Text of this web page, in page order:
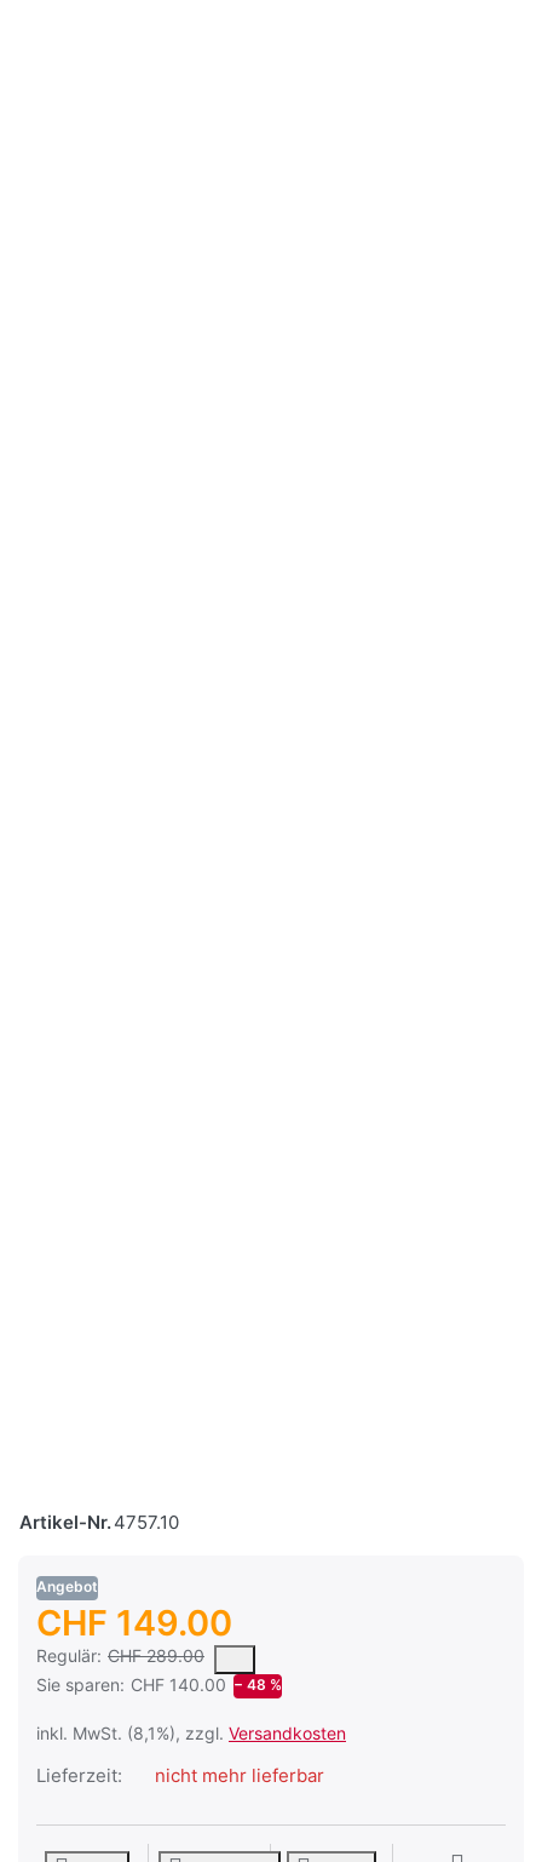
Artikel-Nr.4757.10
Angebot
CHF 149.00
Regulär: CHF 289.00
Es handelt sich um den mittleren Verkaufspreis, den Kunden
Sie sparen: CHF 140.00 − 48 %
inkl. MwSt. (8,1%), zzgl. Versandkosten
Lieferzeit: nicht mehr lieferbar